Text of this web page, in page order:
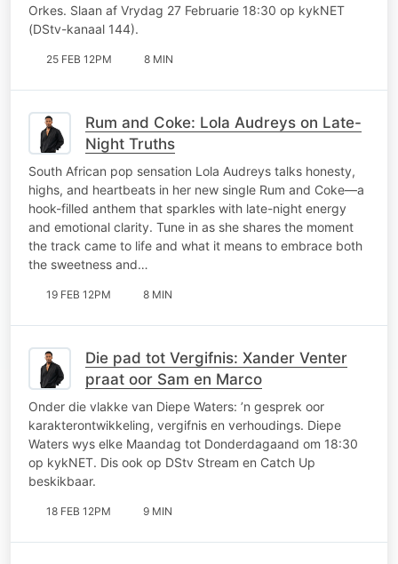
Orkes. Slaan af Vrydag 27 Februarie 18:30 op kykNET
(DStv-kanaal 144).
25 FEB 12PM 8 MIN
Rum and Coke: Lola Audreys on Late-
Night Truths
South African pop sensation Lola Audreys talks honesty,
highs, and heartbeats in her new single Rum and Coke—a
hook-filled anthem that sparkles with late-night energy
and emotional clarity. Tune in as she shares the moment
the track came to life and what it means to embrace both
the sweetness and…
19 FEB 12PM 8 MIN
Die pad tot Vergifnis: Xander Venter
praat oor Sam en Marco
Onder die vlakke van Diepe Waters: ’n gesprek oor
karakterontwikkeling, vergifnis en verhoudings. Diepe
Waters wys elke Maandag tot Donderdagaand om 18:30
op kykNET. Dis ook op DStv Stream en Catch Up
beskikbaar.
18 FEB 12PM 9 MIN